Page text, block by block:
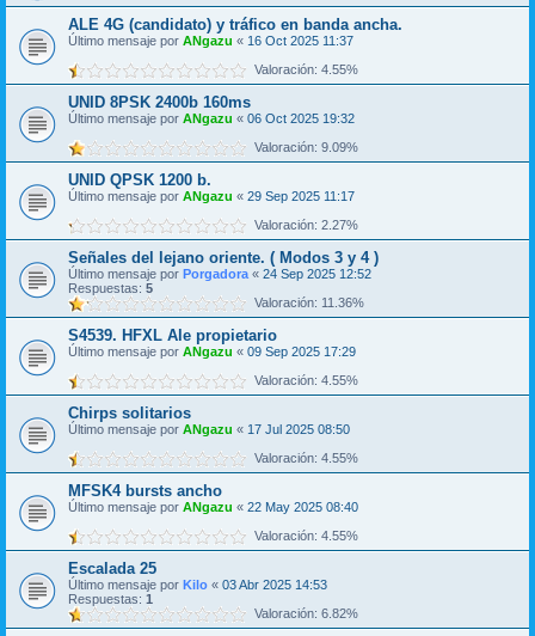
ALE 4G (candidato) y tráfico en banda ancha.
Último mensaje por ANgazu « 16 Oct 2025 11:37
Valoración: 4.55%
UNID 8PSK 2400b 160ms
Último mensaje por ANgazu « 06 Oct 2025 19:32
Valoración: 9.09%
UNID QPSK 1200 b.
Último mensaje por ANgazu « 29 Sep 2025 11:17
Valoración: 2.27%
Señales del lejano oriente. ( Modos 3 y 4 )
Último mensaje por Porgadora « 24 Sep 2025 12:52
Respuestas: 5
Valoración: 11.36%
S4539. HFXL Ale propietario
Último mensaje por ANgazu « 09 Sep 2025 17:29
Valoración: 4.55%
Chirps solitarios
Último mensaje por ANgazu « 17 Jul 2025 08:50
Valoración: 4.55%
MFSK4 bursts ancho
Último mensaje por ANgazu « 22 May 2025 08:40
Valoración: 4.55%
Escalada 25
Último mensaje por Kilo « 03 Abr 2025 14:53
Respuestas: 1
Valoración: 6.82%